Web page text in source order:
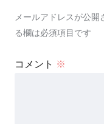
メールアドレスが公開
る欄は必須項目です
コメント ※